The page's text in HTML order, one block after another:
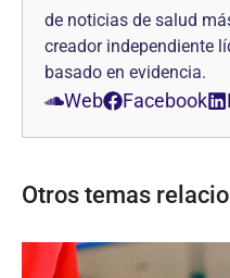
de noticias de salud
creador independiente
basado en evidencia.
Web Facebook
Otros temas